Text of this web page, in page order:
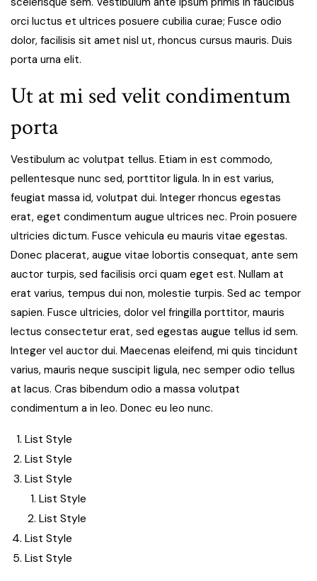
orci luctus et ultrices posuere cubilia curae; Fusce odio
dolor, facilisis sit amet nisl ut, rhoncus cursus mauris. Duis
porta urna elit.
Ut at mi sed velit condimentum
porta
Vestibulum ac volutpat tellus. Etiam in est commodo,
pellentesque nunc sed, porttitor ligula. In in est varius,
feugiat massa id, volutpat dui. Integer rhoncus egestas
erat, eget condimentum augue ultrices nec. Proin posuere
ultricies dictum. Fusce vehicula eu mauris vitae egestas.
Donec placerat, augue vitae lobortis consequat, ante sem
auctor turpis, sed facilisis orci quam eget est. Nullam at
erat varius, tempus dui non, molestie turpis. Sed ac tempor
sapien. Fusce ultricies, dolor vel fringilla porttitor, mauris
lectus consectetur erat, sed egestas augue tellus id sem.
Integer vel auctor dui. Maecenas eleifend, mi quis tincidunt
varius, mauris neque suscipit ligula, nec semper odio tellus
at lacus. Cras bibendum odio a massa volutpat
condimentum a in leo. Donec eu leo nunc.
List Style
List Style
List Style
List Style
List Style
List Style
List Style